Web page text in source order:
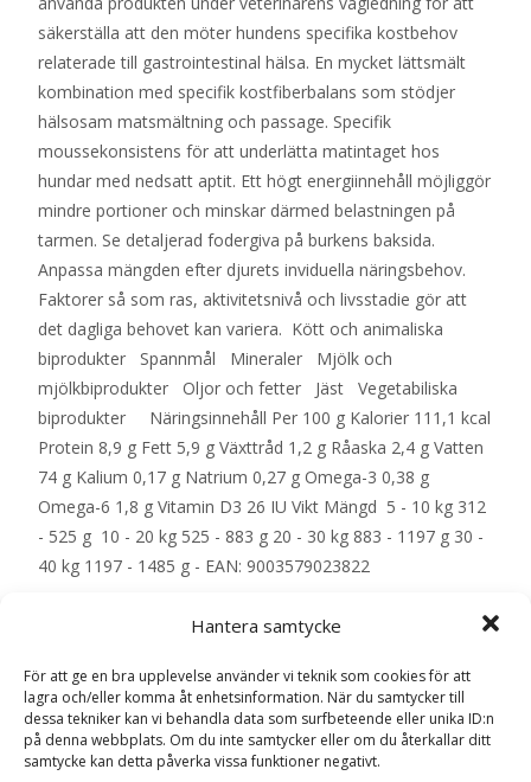
Hantera samtycke
För att ge en bra upplevelse använder vi teknik som cookies för att
lagra och/eller komma åt enhetsinformation. När du samtycker till
dessa tekniker kan vi behandla data som surfbeteende eller unika ID:n
på denna webbplats. Om du inte samtycker eller om du återkallar ditt
samtycke kan detta påverka vissa funktioner negativt.
säkerställa att den möter hundens specifika kostbehov
relaterade till gastrointestinal hälsa. En mycket lättsmält
kombination med specifik kostfiberbalans som stödjer
hälsosam matsmältning och passage. Specifik
moussekonsistens för att underlätta matintaget hos
hundar med nedsatt aptit. Ett högt energiinnehåll möjliggör
mindre portioner och minskar därmed belastningen på
tarmen. Se detaljerad fodergiva på burkens baksida.
Anpassa mängden efter djurets inviduella näringsbehov.
Faktorer så som ras, aktivitetsnivå och livsstadie gör att
det dagliga behovet kan variera. Kött och animaliska
biprodukter Spannmål Mineraler Mjölk och
mjölkbiprodukter Oljor och fetter Jäst Vegetabiliska
biprodukter Näringsinnehåll Per 100 g Kalorier 111,1 kcal
Protein 8,9 g Fett 5,9 g Växttråd 1,2 g Råaska 2,4 g Vatten
74 g Kalium 0,17 g Natrium 0,27 g Omega-3 0,38 g
Omega-6 1,8 g Vitamin D3 26 IU Vikt Mängd 5 - 10 kg 312
- 525 g 10 - 20 kg 525 - 883 g 20 - 30 kg 883 - 1197 g 30 -
40 kg 1197 - 1485 g - EAN: 9003579023822
LÄS MERA & KÖP
Artikelnr:2277 Kategorier:Hundmat,Veterinärfoder
Etikett:Royal Canin Veterinary Diets